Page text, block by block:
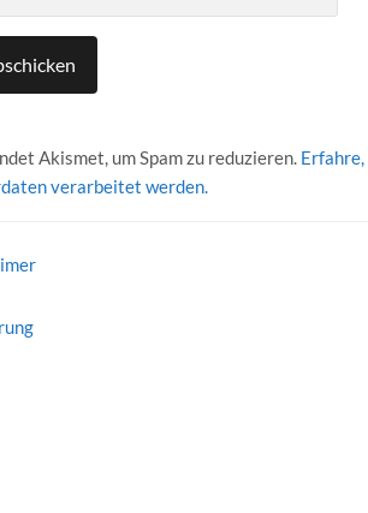
Akismet, um Spam zu reduzieren. Erfahre,
verarbeitet werden.